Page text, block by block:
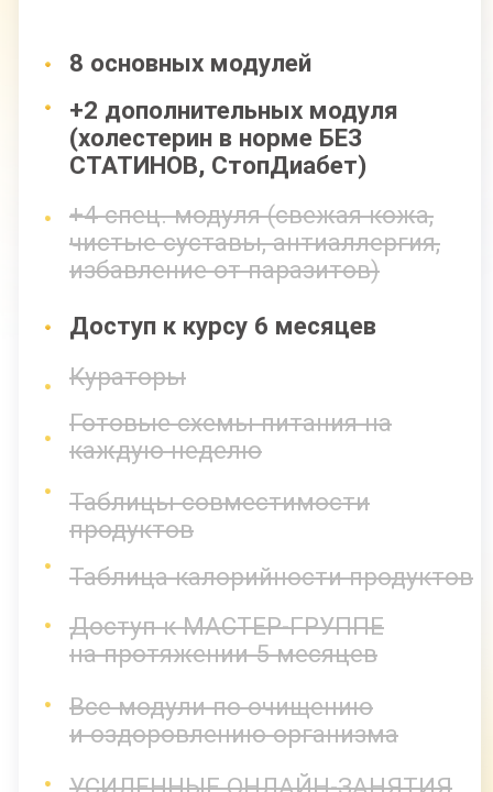
21 700 руб
34 700 руб
8 основных модулей
+2 дополнительных модуля
(холестерин в норме БЕЗ
СТАТИНОВ, СтопДиабет)
+4 спец. модуля (свежая кожа,
избавление от паразитов)
Доступ к курсу 9 месяцев
Готовые схемы питания на
каждую неделю
Доступ к МАСТЕР-ГРУППЕ
на протяжении 5 месяцев
Все модули по очищению
и оздоровлению организма
продуктов
Таблица калорийности продуктов
ПО ОЧИЩЕНИЮ